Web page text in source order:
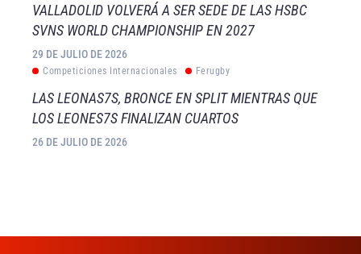
VALLADOLID VOLVERÁ A SER SEDE DE LAS HSBC
SVNS WORLD CHAMPIONSHIP EN 2027
29 DE JULIO DE 2026
Competiciones Internacionales Ferugby
LAS LEONAS7S, BRONCE EN SPLIT MIENTRAS QUE
LOS LEONES7S FINALIZAN CUARTOS
26 DE JULIO DE 2026